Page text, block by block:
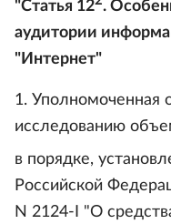
"Статья 12 .
аудитории
"Интернет"
1. Уполномоченная
исследованию
в порядке,
Российской
N 2124-I "О